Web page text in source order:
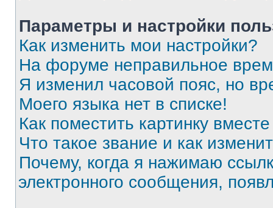
Параметры и настройки
Как изменить мои настройки?
На форуме неправильное
Я изменил часовой пояс, но
Моего языка нет в списке!
Как поместить картинку
Что такое звание и как
Почему, когда я нажимаю
электронного сообщения,